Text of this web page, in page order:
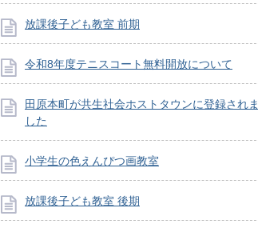
放課後子ども教室 前期
令和8年度テニスコート無料開放について
田原本町が共生社会ホストタウンに登録されま
した
小学生の色えんぴつ画教室
放課後子ども教室 後期